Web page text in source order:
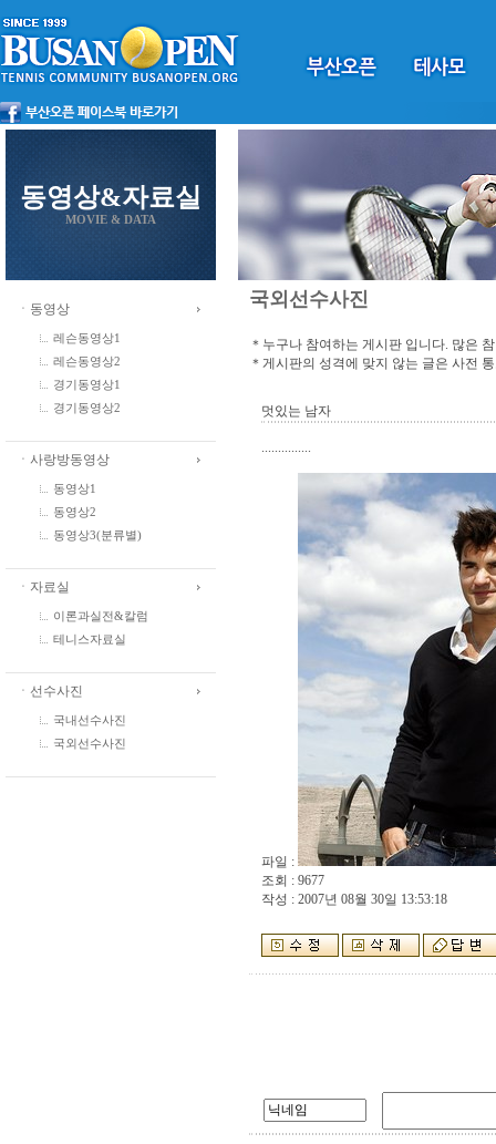
동영상&자료실
MOVIE & DATA
ㆍ동영상
레슨동영상1
레슨동영상2
경기동영상1
경기동영상2
ㆍ사랑방동영상
동영상1
동영상2
동영상3(분류별)
ㆍ자료실
이론과실전&칼럼
테니스자료실
ㆍ선수사진
국내선수사진
국외선수사진
국외선수사진
＊누구나 참여하는 게시판 입니다. 많은
＊게시판의 성격에 맞지 않는 글은 사전
멋있는 남자
...............
파일 :
조회 : 9677
작성 : 2007년 08월 30일 13:53:18